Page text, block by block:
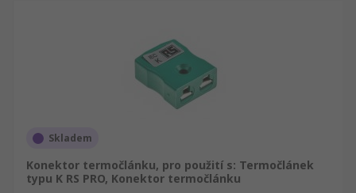
Skladem
Konektor termočlánku, pro použití s: Termočlánek
typu K RS PRO, Konektor termočlánku